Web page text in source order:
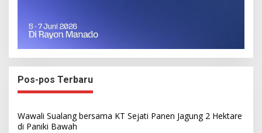
Pos-pos Terbaru
Wawali Sualang bersama KT Sejati Panen Jagung 2 Hektare
di Paniki Bawah